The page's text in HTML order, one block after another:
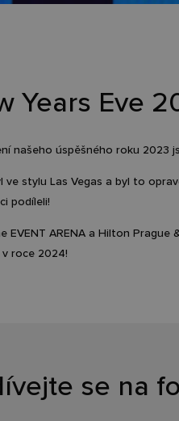
Years Eve
našeho úspěšného roku 2023
ve stylu Las Vegas a byl to
podíleli!
EVENT ARENA a Hilton
roce 2024!
se na